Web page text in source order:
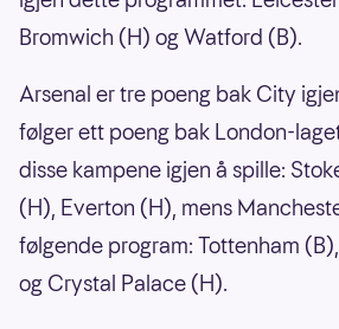
Bromwich (H) og Watford (B).
Arsenal er tre poeng bak City
følger ett poeng bak London-
disse kampene igjen å spille:
(H), Everton (H), mens
følgende program: Tottenham
og Crystal Palace (H).